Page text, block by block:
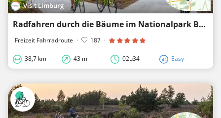
Visit Limburg
Radfahren durch die Bäume im Nationalpark Bosland
Freizeit Fahrradroute · 187 ·
38,7 km 43 m 02u34 Easy